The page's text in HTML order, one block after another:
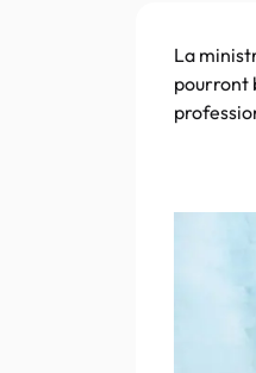
La
pourront